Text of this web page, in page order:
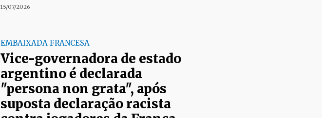
15/07/2026
EMBAIXADA FRANCESA
Vice-governadora de estado
argentino é declarada
"persona non grata", após
suposta declaração racista